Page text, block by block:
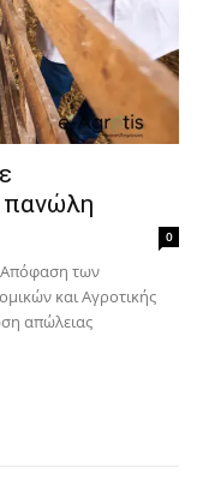
πανώλη
0
Απόφαση των
και Αγροτικής
απώλειας